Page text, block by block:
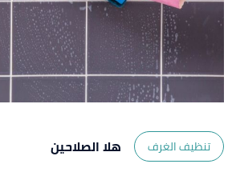
تنظيف الغرف
هلا الصلاحين